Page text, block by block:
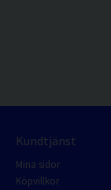
Kundtjänst
Mina sidor
Köpvillkor